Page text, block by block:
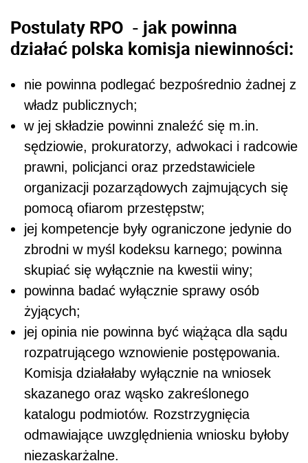
Postulaty RPO - jak powinna
działać polska komisja niewinności:
nie powinna podlegać bezpośrednio żadnej z
władz publicznych;
w jej składzie powinni znaleźć się m.in.
sędziowie, prokuratorzy, adwokaci i radcowie
prawni, policjanci oraz przedstawiciele
organizacji pozarządowych zajmujących się
pomocą ofiarom przestępstw;
jej kompetencje były ograniczone jedynie do
zbrodni w myśl kodeksu karnego; powinna
skupiać się wyłącznie na kwestii winy;
powinna badać wyłącznie sprawy osób
żyjących;
jej opinia nie powinna być wiążąca dla sądu
rozpatrującego wznowienie postępowania.
Komisja działałaby wyłącznie na wniosek
skazanego oraz wąsko zakreślonego
katalogu podmiotów. Rozstrzygnięcia
odmawiające uwzględnienia wniosku byłoby
niezaskarżalne.